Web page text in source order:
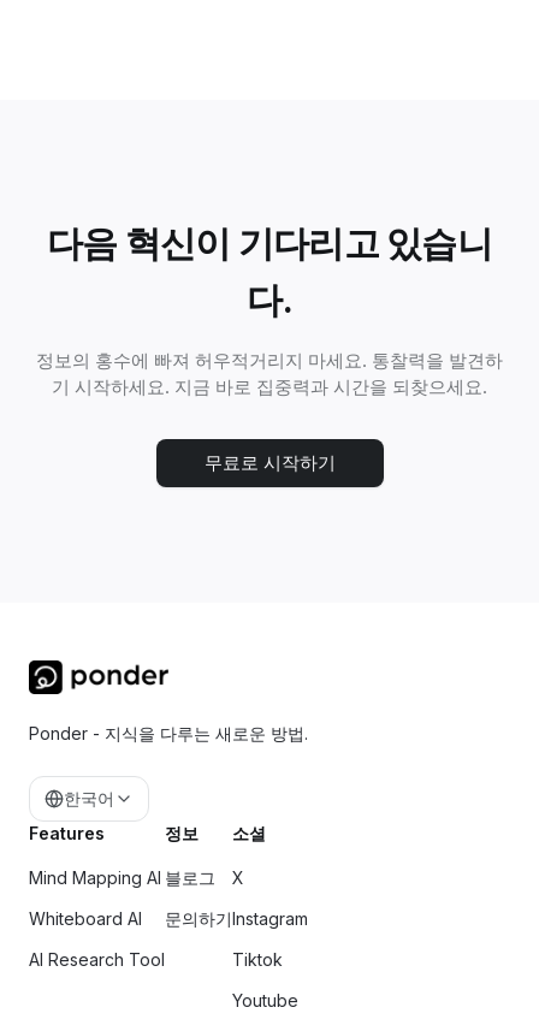
다음 혁신이 기다리고 있습니
다.
정보의 홍수에 빠져 허우적거리지 마세요. 통찰력을 발견하
기 시작하세요. 지금 바로 집중력과 시간을 되찾으세요.
무료로 시작하기
Ponder - 지식을 다루는 새로운 방법.
한국어
Features
Mind Mapping AI
Whiteboard AI
AI Research Tool
정보
블로그
문의하기
소셜
X
Instagram
Tiktok
Youtube